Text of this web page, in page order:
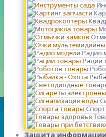
Радио
Рации
Защита информации